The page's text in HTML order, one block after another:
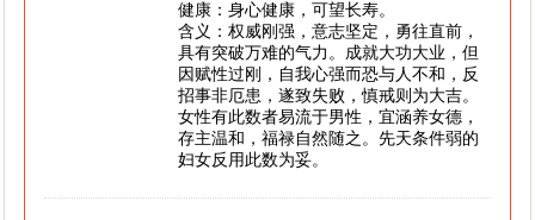
健康：身心健康，可望长寿。
含义：权威刚强，意志坚定，勇往直前，
具有突破万难的气力。成就大功大业，但
因赋性过刚，自我心强而恐与人不和，反
招事非厄患，遂致失败，慎戒则为大吉。
女性有此数者易流于男性，宜涵养女德，
存主温和，福禄自然随之。先天条件弱的
妇女反用此数为妥。